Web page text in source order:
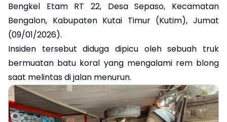
Bengkel Etam RT 22, Desa Sepaso, Kecamatan
Bengalon, Kabupaten Kutai Timur (Kutim), Jumat
(09/01/2026).
Insiden tersebut diduga dipicu oleh sebuah truk
bermuatan batu koral yang mengalami rem blong
saat melintas di jalan menurun.